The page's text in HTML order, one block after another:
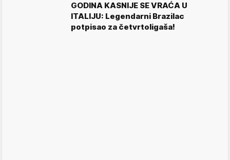
GODINA KASNIJE SE VRAĆA U
ITALIJU: Legendarni Brazilac
potpisao za četvrtoligaša!